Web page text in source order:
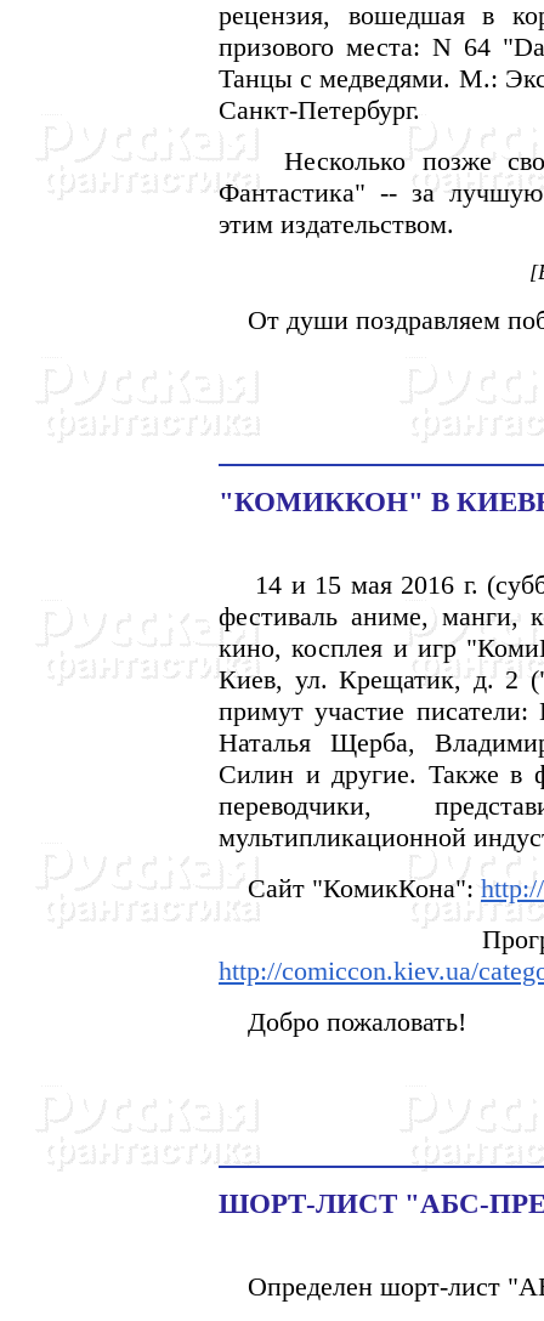
рецензия, вошедшая в
призового места: N 64
Танцы с медведями. М.:
Санкт-Петербург.
Несколько позже
Фантастика" -- за
этим издательством.
От души поздравляем
"КОМИККОН" В
14 и 15 мая 2016 г.
фестиваль аниме, манги,
кино, косплея и игр
Киев, ул. Крещатик, д. 2
примут участие
Наталья Щерба,
Силин и другие. Также в
переводчики,
мультипликационной
Сайт "КомикКона":
Программа
http://comiccon.kiev.ua/
Добро пожаловать!
ШОРТ-ЛИСТ "АБС-
Определен шорт-лист